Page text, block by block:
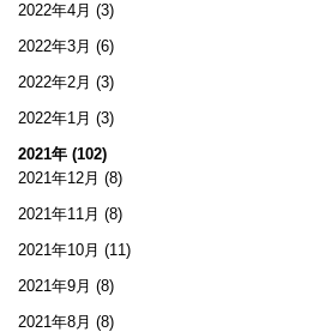
2022年4月 (3)
2022年3月 (6)
2022年2月 (3)
2022年1月 (3)
2021年 (102)
2021年12月 (8)
2021年11月 (8)
2021年10月 (11)
2021年9月 (8)
2021年8月 (8)